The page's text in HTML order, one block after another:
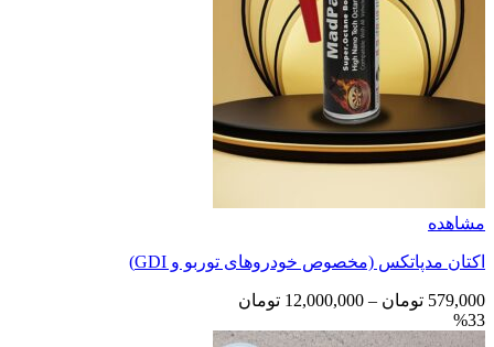
مشاهده
اکتان مدپاتکس (مخصوص خودروهای توربو و GDI)
579,000 تومان –
12,000,000 تومان
%33